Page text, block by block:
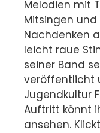
Melodien mit
Mitsingen
Nachdenken
leicht raue
seiner Band
veröffentlicht
Jugendkultur
Auftritt könnt
ansehen.